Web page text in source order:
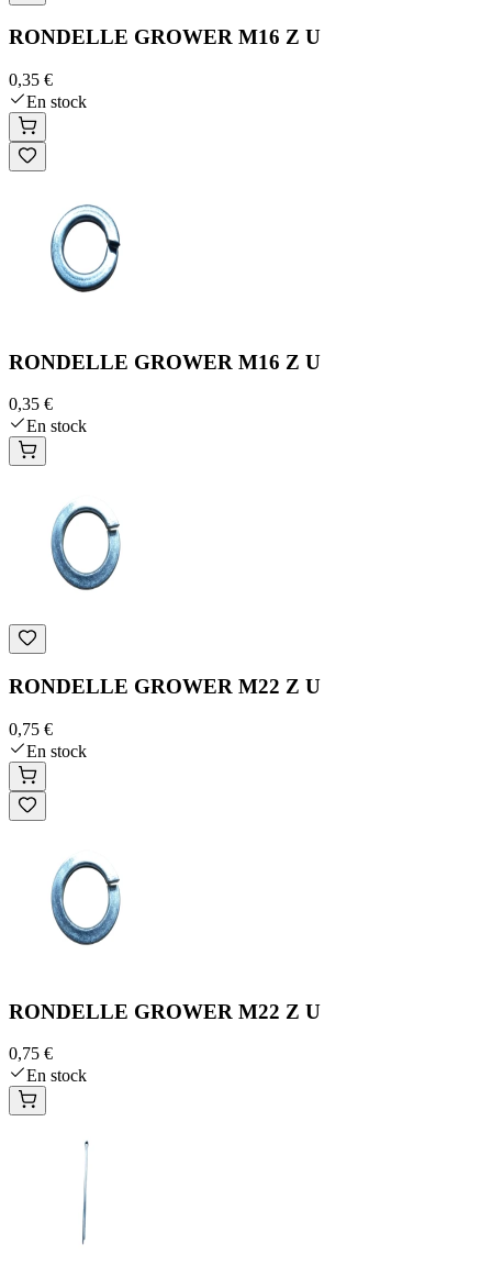
RONDELLE GROWER M16 Z U
0,35 €
En stock
RONDELLE GROWER M16 Z U
0,35 €
En stock
RONDELLE GROWER M22 Z U
0,75 €
En stock
RONDELLE GROWER M22 Z U
0,75 €
En stock